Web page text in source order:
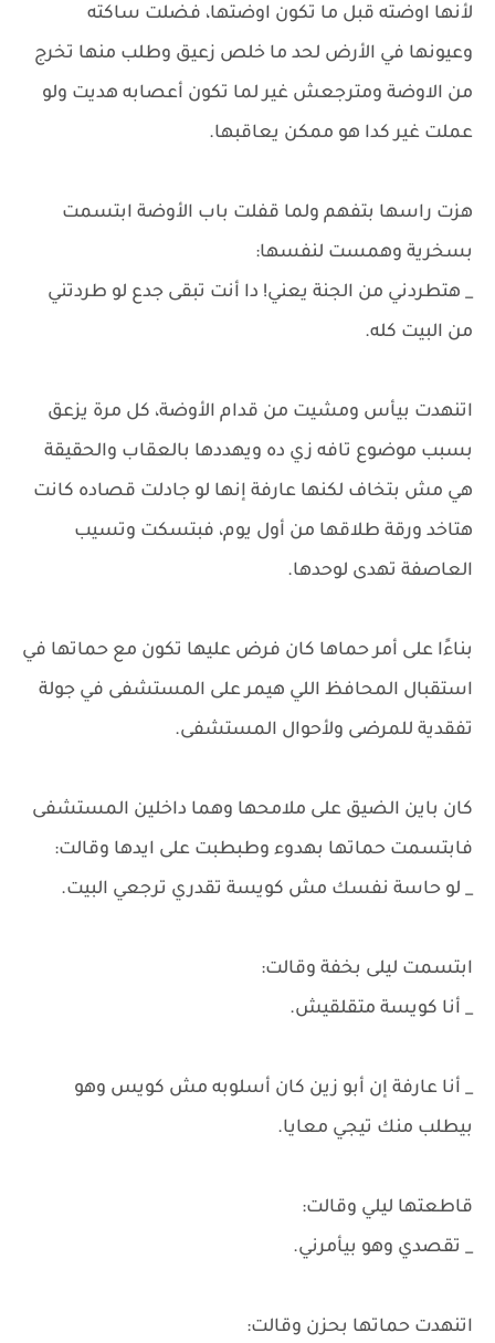
لأنها اوضته قبل ما تكون اوضتها، فضلت ساكته
وعيونها في الأرض لحد ما خلص زعيق وطلب منها تخرج
من الاوضة ومترجعش غير لما تكون أعصابه هديت ولو
عملت غير كدا هو ممكن يعاقبها.
هزت راسها بتفهم ولما قفلت باب الأوضة ابتسمت
بسخرية وهمست لنفسها:
_ هتطردني من الجنة يعني! دا أنت تبقى جدع لو طردتني
من البيت كله.
اتنهدت بيأس ومشيت من قدام الأوضة، كل مرة يزعق
بسبب موضوع تافه زي ده ويهددها بالعقاب والحقيقة
هي مش بتخاف لكنها عارفة إنها لو جادلت قصاده كانت
هتاخد ورقة طلاقها من أول يوم، فبتسكت وتسيب
العاصفة تهدى لوحدها.
بناءًا على أمر حماها كان فرض عليها تكون مع حماتها في
استقبال المحافظ اللي هيمر على المستشفى في جولة
تفقدية للمرضى ولأحوال المستشفى.
كان باين الضيق على ملامحها وهما داخلين المستشفى
فابتسمت حماتها بهدوء وطبطبت على ايدها وقالت:
_ لو حاسة نفسك مش كويسة تقدري ترجعي البيت.
ابتسمت ليلى بخفة وقالت:
_ أنا كويسة متقلقيش.
_ أنا عارفة إن أبو زين كان أسلوبه مش كويس وهو
بيطلب منك تيجي معايا.
قاطعتها ليلي وقالت:
_ تقصدي وهو بيأمرني.
اتنهدت حماتها بحزن وقالت: